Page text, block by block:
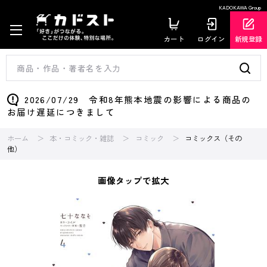
KADOKAWA Group
カート ログイン 新規登録
2026/07/29 令和8年熊本地震の影響による商品の
お届け遅延につきまして
ホーム 本・コミック・雑誌 コミック
コミックス（その
他）
画像タップで拡大